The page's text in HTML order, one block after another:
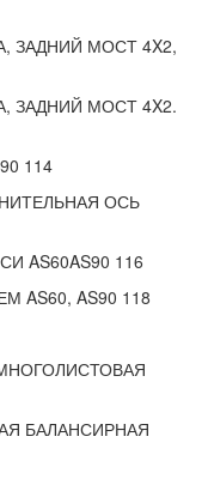
ЗАДНИЙ МОСТ 4X2,
ЗАДНИЙ МОСТ 4X2.
114
ОСЬ
AS60AS90 116
AS60, AS90 118
БАЛАНСИРНАЯ